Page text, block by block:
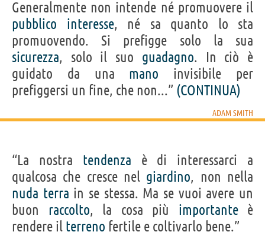
Generalmente non intende né promuovere il
pubblico
interesse, né sa quanto lo sta
promuovendo. Si prefigge solo la sua
sicurezza, solo il suo guadagno. In ciò è
guidato da una mano invisibile per
prefiggersi un fine, che non...” (CONTINUA)
ADAM SMITH
“La nostra tendenza è di interessarci a
qualcosa che cresce nel giardino, non nella
nuda terra in se stessa. Ma se vuoi avere un
buon raccolto, la cosa più importanteè
rendere il terreno fertile e coltivarlo bene.”